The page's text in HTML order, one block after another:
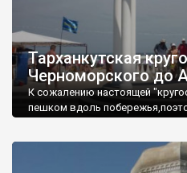
Тарханкутская
Черноморского до
К сожалению настоящей
пешком вдоль